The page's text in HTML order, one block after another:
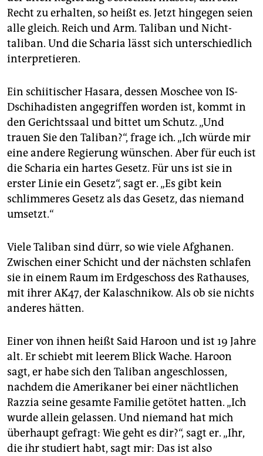
Recht zu erhalten, so heißt es. Jetzt hingegen seien
alle gleich. Reich und Arm. Taliban und Nicht­
taliban. Und die Scharia lässt sich unterschiedlich
interpretieren.
Ein schiitischer Hasara, dessen Moschee von IS-
Dschihadisten angegriffen worden ist, kommt in
den Gerichtssaal und bittet um Schutz. „Und
trauen Sie den Taliban?“, frage ich. „Ich würde mir
eine andere Regierung wünschen. Aber für euch ist
die Scharia ein hartes Gesetz. Für uns ist sie in
erster Linie ein Gesetz“, sagt er. „Es gibt kein
schlimmeres Gesetz als das Gesetz, das niemand
umsetzt.“
Viele Taliban sind dürr, so wie viele Afghanen.
Zwischen einer Schicht und der nächsten schlafen
sie in einem Raum im Erdgeschoss des Rathauses,
mit ihrer AK47, der Kalaschnikow. Als ob sie nichts
anderes hätten.
Einer von ihnen heißt Said Haroon und ist 19 Jahre
alt. Er schiebt mit leerem Blick Wache. Haroon
sagt, er habe sich den Taliban angeschlossen,
nachdem die Amerikaner bei einer nächtlichen
Razzia seine gesamte Familie getötet hatten. „Ich
wurde allein gelassen. Und niemand hat mich
überhaupt gefragt: Wie geht es dir?“, sagt er. „Ihr,
die ihr studiert habt, sagt mir: Das ist also